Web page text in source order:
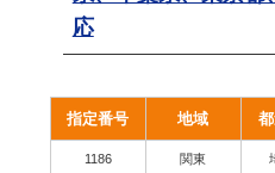
応
指定番号 地域
1186 関東